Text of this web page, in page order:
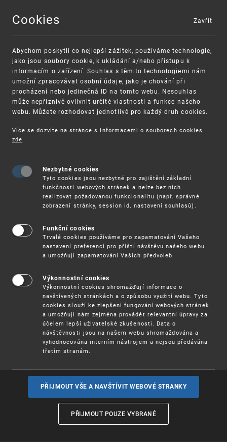
MENU
UPV
Aplikace eRouška si pamatuje další eRoušky,
které jste potkali. Když uživatel onemocní, může v
ní snadno anonymně varovat ostatní před rizikem
nákazy. Aplikace maximálně chrání vaše
soukromí, nezná vaše osobní údaje ani polohu.
eRouška byla vyvinuta
Ministerstvem zdravotnictví
ve spolupráci s
(Národní agenturou pro informační a
komunikační technologie). V boji proti epidemii
přenosu viru. Podle historie setkání s ostatními
potenciálně nakažlivými uživateli eRoušky dává
aplikace pokyny, jak postupovat, aby bylo šíření
nákazy minimalizováno.
eRouška
Chraňte sebe, chraňte ostatní.
Cookies
Abychom poskytli co nejlepší zážitek, používáme technologie,
jako jsou soubory cookie, k ukládání a/nebo přístupu k
informacím o zařízení. Souhlas s těmito technologiemi nám
umožní zpracovávat osobní údaje, jako je chování při
procházení nebo jedinečná ID na tomto webu. Nesouhlas
může nepříznivě ovlivnit určité vlastnosti a funkce našeho
webu. Můžete rozhodovat jednotlivě pro každý druh cookies.
Více se dozvíte na stránce s informacemi o souborech cookies
zde.
Nezbytné cookies
Tyto cookies jsou nezbytné pro zajištění základní
funkčnosti webových stránek a nelze bez nich
realizovat požadovanou funkcionalitu (např. správné
zobrazení stránky, session id, nastavení souhlasů).
Funkční cookies
Trvalé cookies používáme pro zapamatování Vašeho
nastavení preferencí pro příští návštěvu našeho webu
a umožňují zapamatování Vašich předvoleb.
Výkonnostní cookies
Výkonnostní cookies shromažďují informace o
navštívených stránkách a o způsobu využití webu. Tyto
cookies slouží ke zlepšení fungování webových stránek
a umožňují nám zejména provádět relevantní úpravy za
účelem lepší uživatelské zkušenosti. Data o
návštěvnosti jsou na našem webu shromažďována a
vyhodnocována interním nástrojem a nejsou předávána
třetím stranám.
PŘIJMOUT VŠE A NAVŠTÍVIT WEBOVÉ STRANKY
PŘIJMOUT POUZE VYBRANÉ
Zavřít